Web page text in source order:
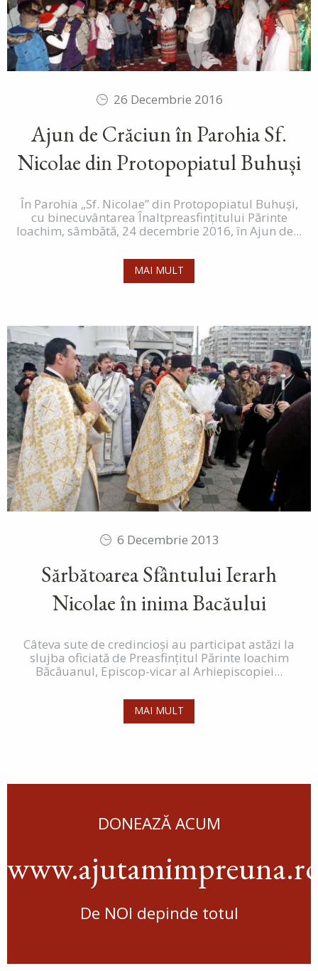
26 Decembrie 2016
Ajun de Crăciun în Parohia Sf.
Nicolae din Protopopiatul Buhuși
În Parohia „Sf. Nicolae” din Protopopiatul Buhuși,
cu binecuvântarea Înaltpreasfințitului Părinte
Ioachim, sâmbătă, 24 decembrie 2016, în Ajun de...
MAI MULT
6 Decembrie 2013
Sărbătoarea Sfântului Ierarh
Nicolae în inima Bacăului
Câteva sute de credincioşi au participat astăzi la
slujba oficiată de Preasfinţitul Părinte Ioachim
Băcăuanul, Episcop-vicar al Arhiepiscopiei...
MAI MULT
DONEAZĂ ACUM
De NOI depinde totul